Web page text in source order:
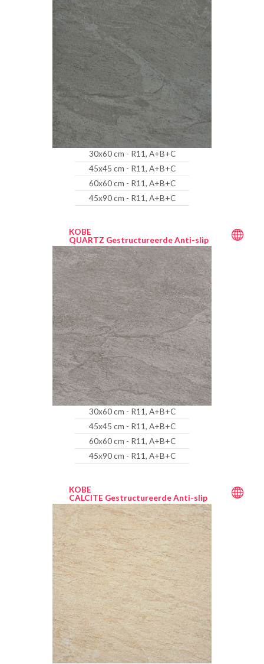
30x60 cm - R11, A+B+C
45x45 cm - R11, A+B+C
60x60 cm - R11, A+B+C
45x90 cm - R11, A+B+C
KOBE
QUARTZ Gestructureerde Anti-slip
30x60 cm - R11, A+B+C
45x45 cm - R11, A+B+C
60x60 cm - R11, A+B+C
45x90 cm - R11, A+B+C
KOBE
CALCITE Gestructureerde Anti-slip